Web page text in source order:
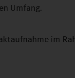
Umfang.
im